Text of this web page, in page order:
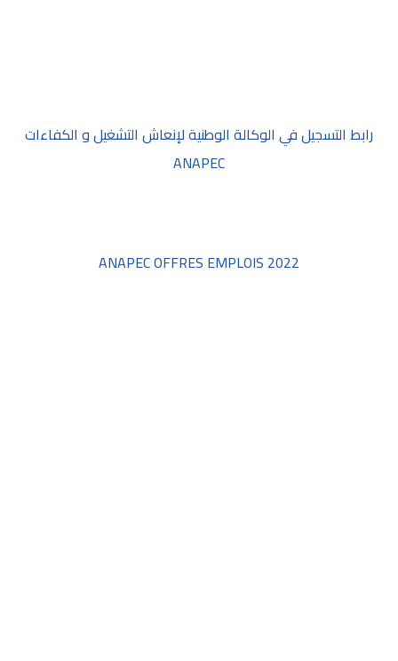
رابط التسجيل في الوكالة الوطنية لإنعاش التشغيل و الكفاءات
ANAPEC
ANAPEC OFFRES EMPLOIS 2022